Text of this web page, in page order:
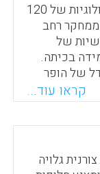
מחקר זה מתאר מאפייני התפיסות האפיסטמולוגיות של 120
ממחקר רחב
של
בכיתה.
של הופר
הידיעה" שמשקף
בין שני
נחשבות
בשני
מציג
קראו עוד...
גלויה